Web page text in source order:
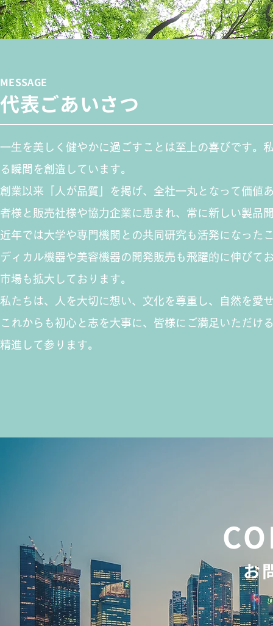
MESSAGE
代表ごあいさつ
一生を美しく健やかに過ごすことは至上の喜びです。
る瞬間を創造しています。
創業以来「人が品質」を掲げ、全社一丸となって価値
者様と販売社様や協力企業に恵まれ、常に新しい製品
近年では大学や専門機関との共同研究も活発になった
ディカル機器や美容機器の開発販売も飛躍的に伸びて
市場も拡大しております。
私たちは、人を大切に想い、文化を尊重し、自然を愛
これからも初心と志を大事に、皆様にご満足いただけ
精進して参ります。
お